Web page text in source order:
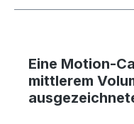
Eine Motion-
mittlerem